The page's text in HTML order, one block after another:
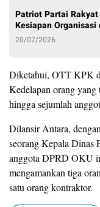
Patriot Partai
Kesiapan
20/07/2026
Diketahui, OTT KPK
Kedelapan orang
hingga sejumlah
Dilansir Antara,
seorang Kepala
anggota DPRD OKU
mengamankan tiga
satu orang kontraktor.